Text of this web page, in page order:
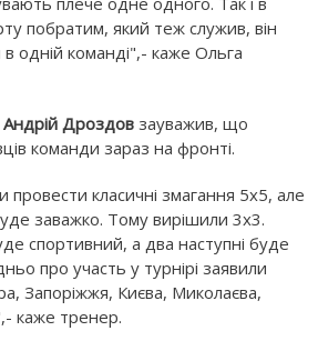
побратим, який теж служив, він
в одній команді",- каже Ольга
Андрій Дроздов зауважив, що
команди зараз на фронті.
провести класичні змагання 5х5, але
заважко. Тому вирішили 3х3.
спортивний, а два наступні буде
про участь у турнірі заявили
Запоріжжя, Києва, Миколаєва,
каже тренер.